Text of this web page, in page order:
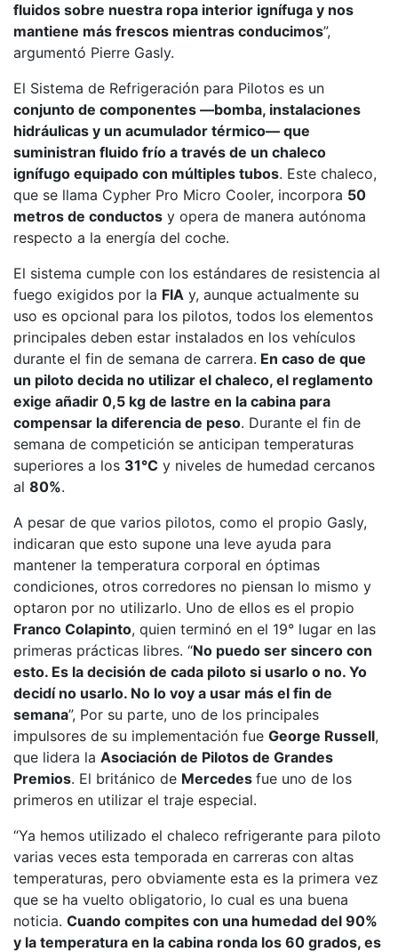
fluidos sobre nuestra ropa interior ignífuga y nos
mantiene más frescos mientras conducimos”,
argumentó Pierre Gasly.
El Sistema de Refrigeración para Pilotos es un
conjunto de componentes —bomba, instalaciones
hidráulicas y un acumulador térmico— que
suministran fluido frío a través de un chaleco
ignífugo equipado con múltiples tubos. Este chaleco,
que se llama Cypher Pro Micro Cooler, incorpora 50
metros de conductos y opera de manera autónoma
respecto a la energía del coche.
El sistema cumple con los estándares de resistencia al
fuego exigidos por la FIA y, aunque actualmente su
uso es opcional para los pilotos, todos los elementos
principales deben estar instalados en los vehículos
durante el fin de semana de carrera. En caso de que
un piloto decida no utilizar el chaleco, el reglamento
exige añadir 0,5 kg de lastre en la cabina para
compensar la diferencia de peso. Durante el fin de
semana de competición se anticipan temperaturas
superiores a los 31°C y niveles de humedad cercanos
al 80%.
A pesar de que varios pilotos, como el propio Gasly,
indicaran que esto supone una leve ayuda para
mantener la temperatura corporal en óptimas
condiciones, otros corredores no piensan lo mismo y
optaron por no utilizarlo. Uno de ellos es el propio
Franco Colapinto, quien terminó en el 19° lugar en las
primeras prácticas libres. “No puedo ser sincero con
esto. Es la decisión de cada piloto si usarlo o no. Yo
decidí no usarlo. No lo voy a usar más el fin de
semana”, Por su parte, uno de los principales
impulsores de su implementación fue George Russell,
que lidera la Asociación de Pilotos de Grandes
Premios. El británico de Mercedes fue uno de los
primeros en utilizar el traje especial.
“Ya hemos utilizado el chaleco refrigerante para piloto
varias veces esta temporada en carreras con altas
temperaturas, pero obviamente esta es la primera vez
que se ha vuelto obligatorio, lo cual es una buena
noticia. Cuando compites con una humedad del 90%
y la temperatura en la cabina ronda los 60 grados, es